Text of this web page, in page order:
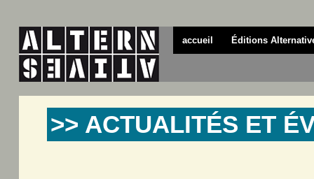
accueil Éditions
>> ACTUALITÉS ET